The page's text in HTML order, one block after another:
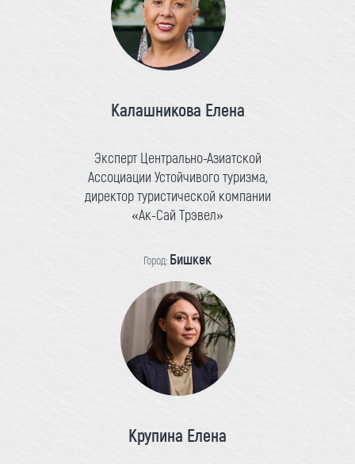
Калашникова Елена
Эксперт Центрально-Азиатской
Ассоциации Устойчивого туризма,
директор туристической компании
«Ак-Сай Трэвел»
Город: Бишкек
Крупина Елена